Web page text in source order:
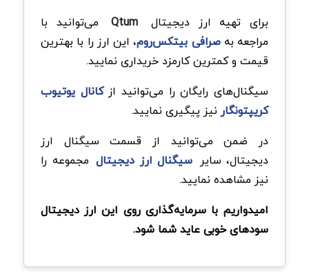
برای تهیه ارز دیجیتال Qtum
می‌توانید با
مراجعه بهصرافی بیتکس‌روم، این ارز را با بهترین
قیمت و کمترین کارمزد خریداری نمایید.
سیگنال‌های رایگان را می‌توانید ازکانال یوتیوب
کریپتونگار نیز پیگیری نمایید.
در ضمن می‌توانید از قسمت سیگنال ارز
دیجیتال، سایر سیگنال‌ ارز دیجیتال مجموعه را
نیز مشاهده نمایید.
امیدواریم با سرمایه‌گذاری روی این ارز دیجیتال
سودهای خوبی عاید شما شود.